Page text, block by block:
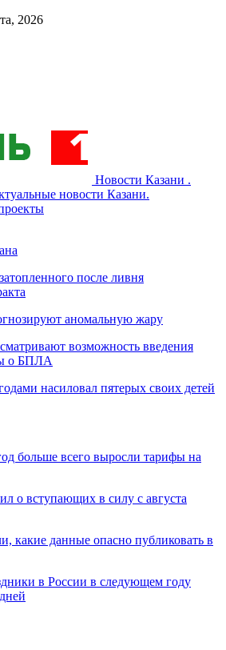
2026
Новости Казани .
новости Казани.
после ливня
аномальную жару
возможность введения
о БПЛА
насиловал пятерых своих детей
больше всего выросли тарифы на
о вступающих в силу с августа
какие данные опасно публиковать в
в России в следующем году